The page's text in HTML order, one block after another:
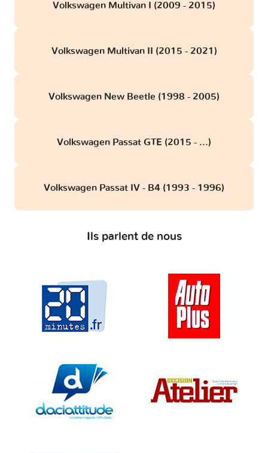
Volkswagen Multivan I (2009 - 2015)
Volkswagen Multivan II (2015 - 2021)
Volkswagen New Beetle (1998 - 2005)
Volkswagen Passat GTE (2015 - ...)
Volkswagen Passat IV - B4 (1993 - 1996)
Ils parlent de nous